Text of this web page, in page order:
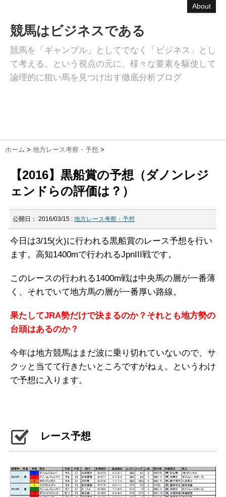
About
競馬はビジネスである
競馬を「ギャンブル」としてでなく「ビジネス」とし
て考える、という視点の元に、様々な要素を駆使して
論理的に狙い馬を見つけ出す徹底分析ブログ
ホーム > 地方レース考察・予想 >
【2016】黒船賞の予想（ダノンレジ
ェンドらの評価は？）
公開日： 2016/03/15 : 地方レース考察・予想
今日は3/15(火)に行われる黒船賞のレース予想を行い
ます。高知1400mで行われるJpnIII戦です。
このレースの行われる1400m戦は中央馬の層が一番薄
く、それでいて地方馬の層が一番厚い路線。
果たしてJRA勢だけで決まるのか？それとも地方勢の
台頭はあるのか？
今年は地方競馬はまだ波に乗り切れていないので、サ
クッと当てて行きたいところですがねぇ。というわけ
で予想に入ります。
レース予想